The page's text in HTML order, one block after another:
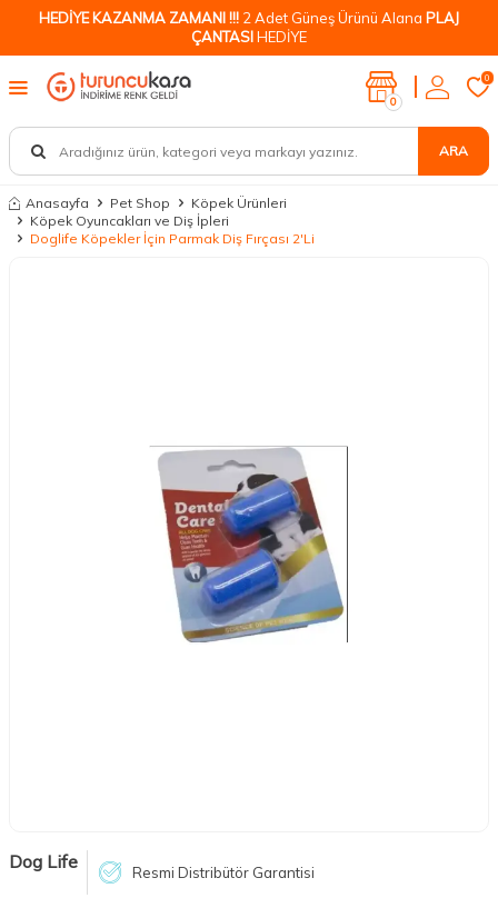
HEDİYE KAZANMA ZAMANI !!! 2 Adet Güneş Ürünü Alana PLAJ
ÇANTASIHEDİYE
ARA
0
0
Anasayfa Pet Shop
Köpek Ürünleri
Köpek Oyuncakları ve Diş İpleri
Doglife Köpekler İçin Parmak Diş Fırçası 2'Li
Dog Life Resmi Distribütör Garantisi